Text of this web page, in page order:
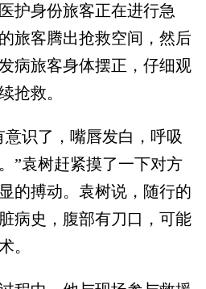
护身份旅客正在进行急
旅客腾出抢救空间，然后
病旅客身体摆正，仔细观
抢救。
识了，嘴唇发白，呼吸
”袁树赶紧摸了一下对方
的搏动。袁树说，随行的
病史，腹部有刀口，可能
。